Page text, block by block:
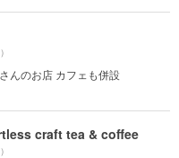
んのお店 カフェも併設
craft tea & coffee